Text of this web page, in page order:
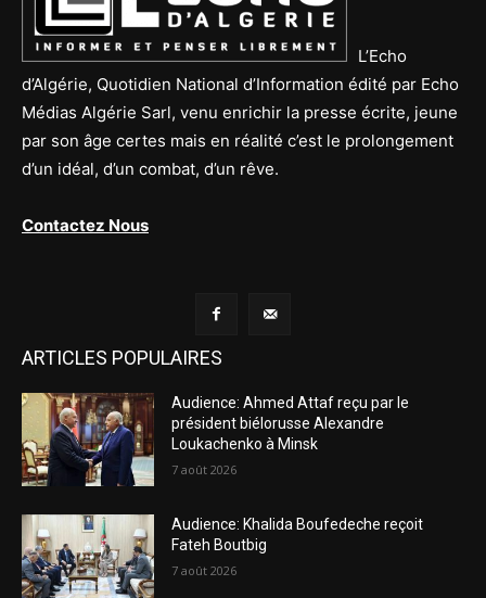
L’Echo
d’Algérie, Quotidien National d’Information édité par Echo
Médias Algérie Sarl, venu enrichir la presse écrite, jeune
par son âge certes mais en réalité c’est le prolongement
d’un idéal, d’un combat, d’un rêve.
Contactez Nous
ARTICLES POPULAIRES
Audience: Ahmed Attaf reçu par le
président biélorusse Alexandre
Loukachenko à Minsk
7 août 2026
Audience: Khalida Boufedeche reçoit
Fateh Boutbig
7 août 2026